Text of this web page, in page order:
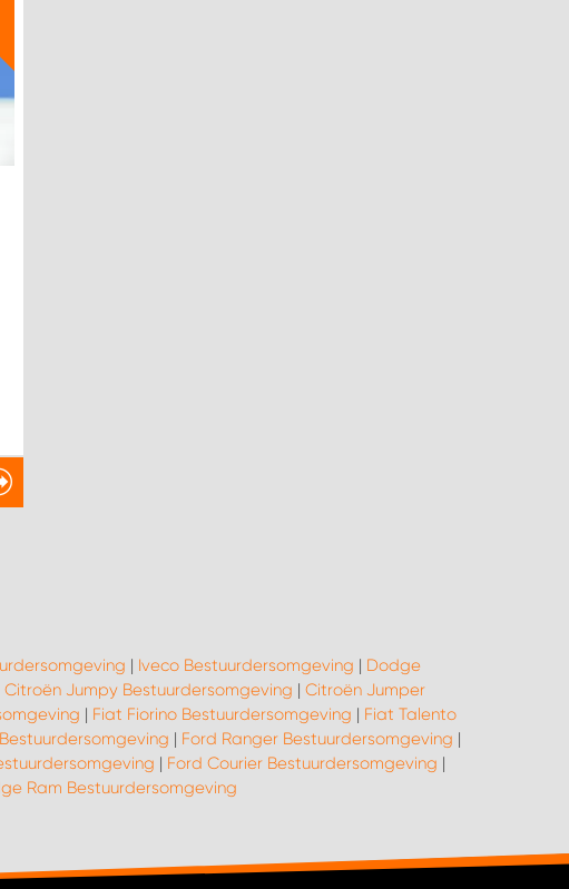
| Iveco Bestuurdersomgeving | Dodge
Citroën Jumpy Bestuurdersomgeving | Citroën Jumper
| Fiat Fiorino Bestuurdersomgeving | Fiat Talento
| Ford Ranger Bestuurdersomgeving |
| Ford Courier Bestuurdersomgeving |
Ram Bestuurdersomgeving